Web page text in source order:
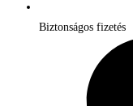
Biztonságos fizetés